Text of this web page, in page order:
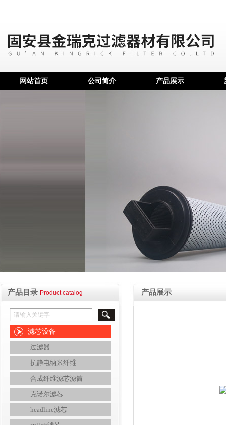
网站首页 公司简介 产品展示
产品目录 Product catalog
滤芯设备
过滤器
抗静电纳米纤维
合成纤维滤芯滤筒
克诺尔滤芯
headline滤芯
产品展示